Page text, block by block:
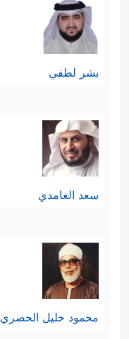
بشر لطفي
سعد الغامدي
محمود خليل الحصري